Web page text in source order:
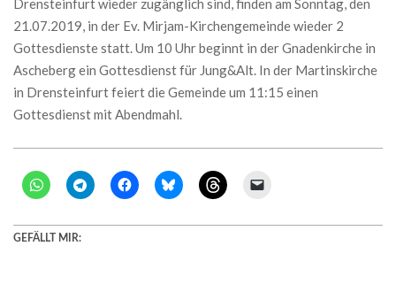
21.07.2019, in der Ev. Mirjam-Kirchengemeinde wieder 2
Gottesdienste statt. Um 10 Uhr beginnt in der Gnadenkirche in
Ascheberg ein Gottesdienst für Jung&Alt. In der Martinskirche
in Drensteinfurt feiert die Gemeinde um 11:15 einen
Gottesdienst mit Abendmahl.
GEFÄLLT MIR: